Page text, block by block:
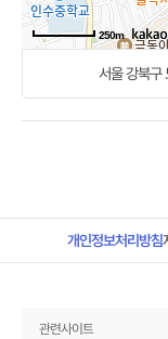
250m
서울 강북구
개인정보처리방침
관련사이트